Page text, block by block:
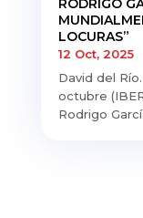
RODRIGO
LOCURAS”
12 Oct, 2025
David del
octubre
Rodrigo